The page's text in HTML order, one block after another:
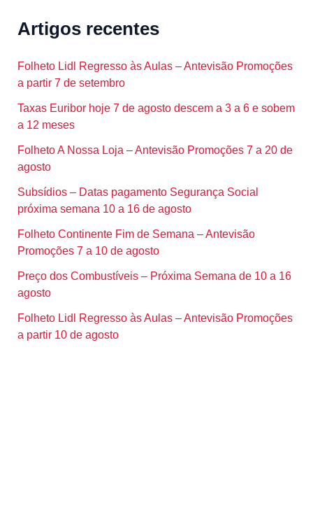
Artigos recentes
Folheto Lidl Regresso às Aulas – Antevisão Promoções
a partir 7 de setembro
Taxas Euribor hoje 7 de agosto descem a 3 a 6 e sobem
a 12 meses
Folheto A Nossa Loja – Antevisão Promoções 7 a 20 de
agosto
Subsídios – Datas pagamento Segurança Social
próxima semana 10 a 16 de agosto
Folheto Continente Fim de Semana – Antevisão
Promoções 7 a 10 de agosto
Preço dos Combustíveis – Próxima Semana de 10 a 16
agosto
Folheto Lidl Regresso às Aulas – Antevisão Promoções
a partir 10 de agosto